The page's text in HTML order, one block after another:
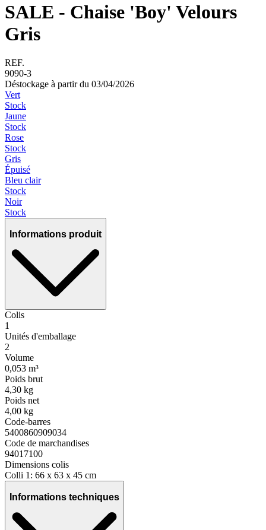
SALE - Chaise 'Boy' Velours
Gris
REF.
9090-3
Déstockage à partir du 03/04/2026
Vert
Stock
Jaune
Stock
Rose
Stock
Gris
Épuisé
Bleu clair
Stock
Noir
Stock
Informations produit
Colis
1
Unités d'emballage
2
Volume
0,053 m³
Poids brut
4,30 kg
Poids net
4,00 kg
Code-barres
5400860909034
Code de marchandises
94017100
Dimensions colis
Colli 1: 66 x 63 x 45 cm
Informations techniques